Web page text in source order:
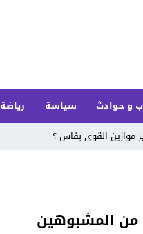
و حوادث سياسة رياضة
موازين القوى بفاس ؟
من المشبوهين